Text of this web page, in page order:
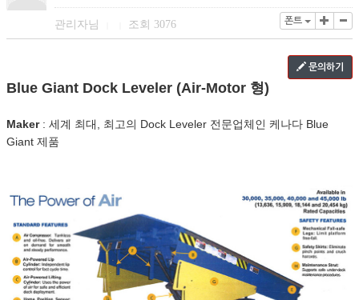
관리자님 조회 3076 폰트
문의하기
Blue Giant Dock Leveler (Air-Motor 형)
Maker : 세계 최대, 최고의 Dock Leveler 전문업체인 케나다 Blue
Giant 제품